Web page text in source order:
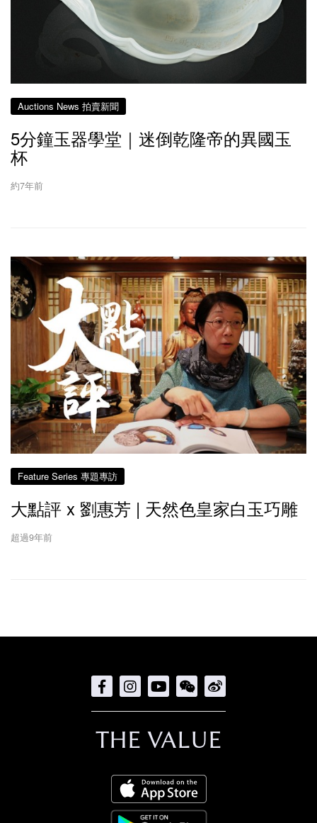
Auctions News 拍賣新聞
5分鐘玉器學堂｜迷倒乾隆帝的異國玉
杯
約7年前
Feature Series 專題專訪
大點評 x 劉惠芳 | 天然色皇家白玉巧雕
超過9年前
THE VALUE